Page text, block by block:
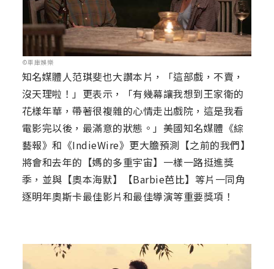
©車庫娛樂
知名媒體人范琪斐也大讚本片，「這部戲，不賣，
沒天理啦！」更表示，「有幾幕讓我想到王家衛的
花樣年華，帶著很複雜的心情走出戲院，這是我看
電影完以後，最滿意的狀態。」美國知名媒體《綜
藝報》和《IndieWire》更大膽預測【之前的我們】
將會和去年的【媽的多重宇宙】一樣一路挺進獎
季，並與【奧本海默】【Barbie芭比】等片一同角
逐明年奧斯卡最佳影片和最佳導演等重要獎項！